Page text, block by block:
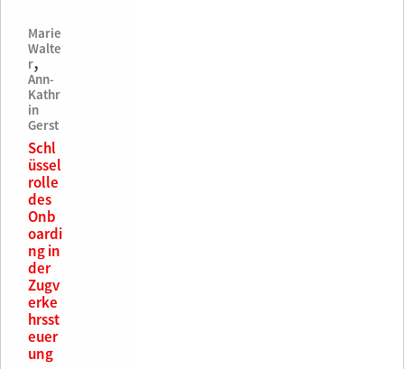
Marie
Walte
r,
Ann-
Kathr
in
Gerst
Schl
üssel
rolle
des
Onb
oardi
ng in
der
Zugv
erke
hrsst
euer
ung